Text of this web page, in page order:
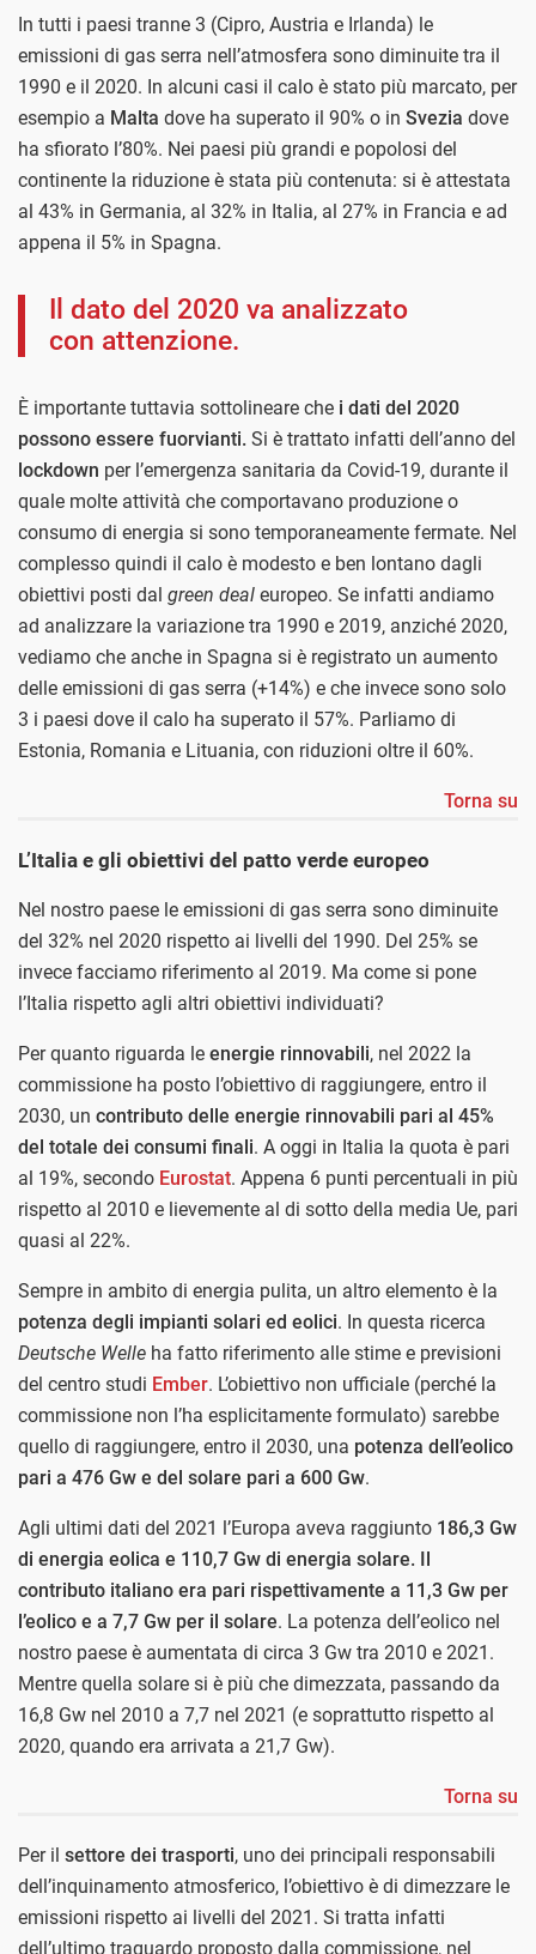
In tutti i paesi tranne 3 (Cipro, Austria e Irlanda) le
emissioni di gas serra nell’atmosfera sono diminuite tra il
1990 e il 2020. In alcuni casi il calo è stato più marcato, per
esempio a Malta dove ha superato il 90% o in Svezia dove
ha sfiorato l’80%. Nei paesi più grandi e popolosi del
continente la riduzione è stata più contenuta: si è attestata
al 43% in Germania, al 32% in Italia, al 27% in Francia e ad
appena il 5% in Spagna.
Il dato del 2020 va analizzato
con attenzione.
È importante tuttavia sottolineare che i dati del 2020
possono essere fuorvianti. Si è trattato infatti dell’anno del
lockdown per l’emergenza sanitaria da Covid-19, durante il
quale molte attività che comportavano produzione o
consumo di energia si sono temporaneamente fermate. Nel
complesso quindi il calo è modesto e ben lontano dagli
obiettivi posti dal green deal europeo. Se infatti andiamo
ad analizzare la variazione tra 1990 e 2019, anziché 2020,
vediamo che anche in Spagna si è registrato un aumento
delle emissioni di gas serra (+14%) e che invece sono solo
3 i paesi dove il calo ha superato il 57%. Parliamo di
Estonia, Romania e Lituania, con riduzioni oltre il 60%.
Torna su
L’Italia e gli obiettivi del patto verde europeo
Nel nostro paese le emissioni di gas serra sono diminuite
del 32% nel 2020 rispetto ai livelli del 1990. Del 25% se
invece facciamo riferimento al 2019. Ma come si pone
l’Italia rispetto agli altri obiettivi individuati?
Per quanto riguarda le energie rinnovabili, nel 2022 la
commissione ha posto l’obiettivo di raggiungere, entro il
2030, un contributo delle energie rinnovabili pari al 45%
del totale dei consumi finali. A oggi in Italia la quota è pari
al 19%, secondo Eurostat. Appena 6 punti percentuali in più
rispetto al 2010 e lievemente al di sotto della media Ue, pari
quasi al 22%.
Sempre in ambito di energia pulita, un altro elemento è la
potenza degli impianti solari ed eolici. In questa ricerca
Deutsche Welle ha fatto riferimento alle stime e previsioni
del centro studi Ember. L’obiettivo non ufficiale (perché la
commissione non l’ha esplicitamente formulato) sarebbe
quello di raggiungere, entro il 2030, una potenza dell’eolico
pari a 476 Gw e del solare pari a 600 Gw.
Agli ultimi dati del 2021 l’Europa aveva raggiunto 186,3 Gw
di energia eolica e 110,7 Gw di energia solare. Il
contributo italiano era pari rispettivamente a 11,3 Gw per
l’eolico e a 7,7 Gw per il solare. La potenza dell’eolico nel
nostro paese è aumentata di circa 3 Gw tra 2010 e 2021.
Mentre quella solare si è più che dimezzata, passando da
16,8 Gw nel 2010 a 7,7 nel 2021 (e soprattutto rispetto al
2020, quando era arrivata a 21,7 Gw).
Torna su
Per il settore dei trasporti, uno dei principali responsabili
dell’inquinamento atmosferico, l’obiettivo è di dimezzare le
emissioni rispetto ai livelli del 2021. Si tratta infatti
dell’ultimo traguardo proposto dalla commissione, nel